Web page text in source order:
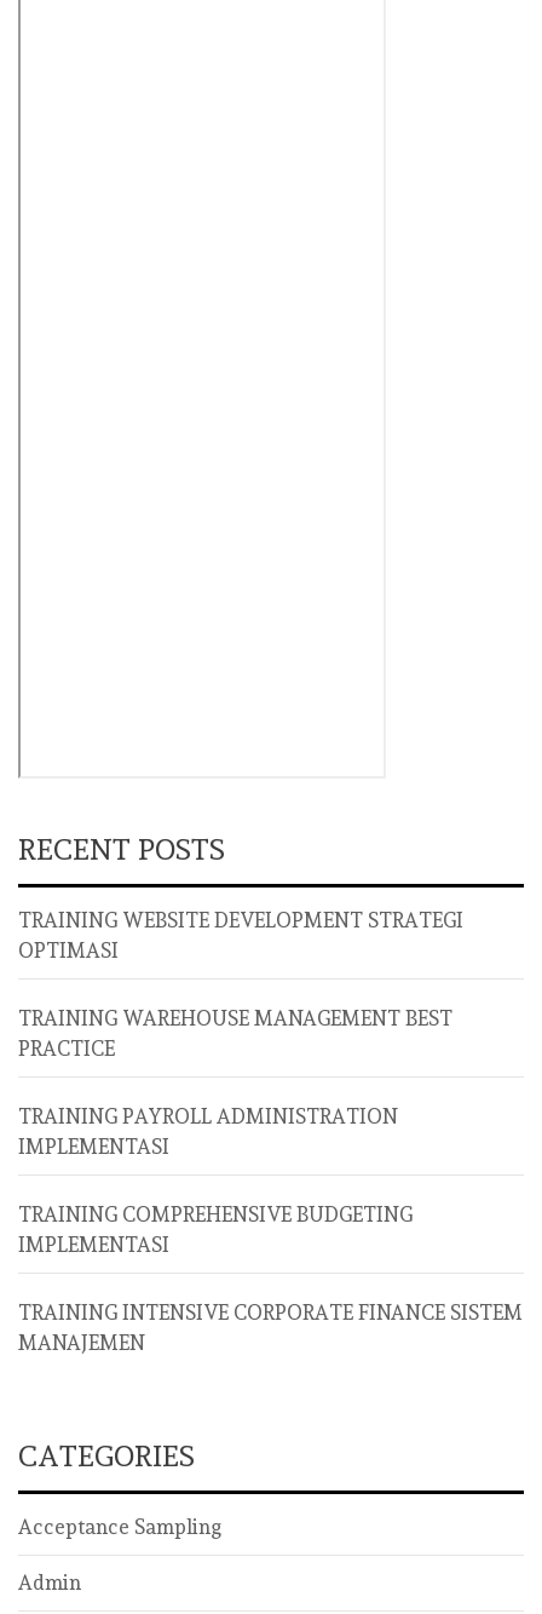
RECENT POSTS
TRAINING WEBSITE DEVELOPMENT STRATEGI
OPTIMASI
TRAINING WAREHOUSE MANAGEMENT BEST
PRACTICE
TRAINING PAYROLL ADMINISTRATION
IMPLEMENTASI
TRAINING COMPREHENSIVE BUDGETING
IMPLEMENTASI
TRAINING INTENSIVE CORPORATE FINANCE SISTEM
MANAJEMEN
CATEGORIES
Acceptance Sampling
Admin